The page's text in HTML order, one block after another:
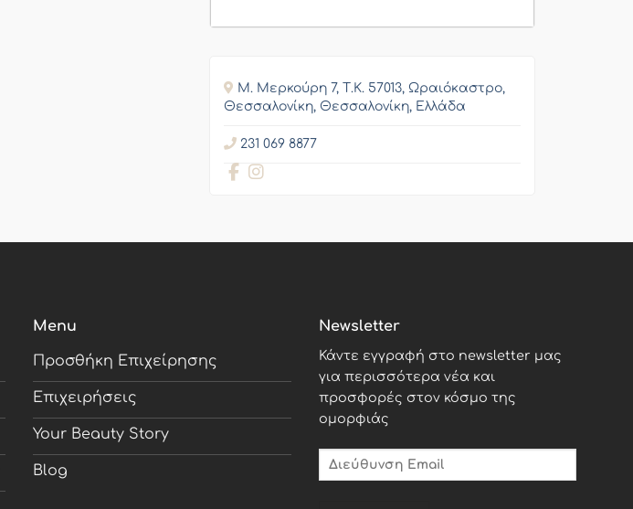
Μ. Μερκούρη 7, Τ.Κ. 57013, Ωραιόκαστρο,
Θεσσαλονίκη, Θεσσαλονίκη, Ελλάδα
231 069 8877
Menu
Προσθήκη Επιχείρησης
Επιχειρήσεις
Your Beauty Story
Blog
Newsletter
Κάντε εγγραφή στο newsletter μας
για περισσότερα νέα και
προσφορές στον κόσμο της
ομορφιάς